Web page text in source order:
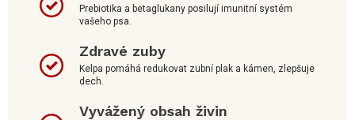
Prebiotika a betaglukany posilují imunitní systém
vašeho psa.
Zdravé zuby
Kelpa pomáhá redukovat zubní plak a kámen, zlepšuje
dech.
Vyvážený obsah živin